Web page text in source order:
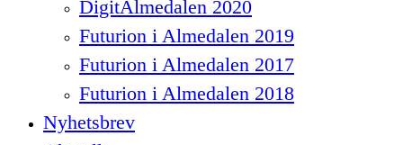
DigitAlmedalen 2020
Futurion i Almedalen 2019
Futurion i Almedalen 2017
Futurion i Almedalen 2018
Nyhetsbrev